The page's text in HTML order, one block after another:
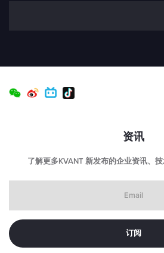
资讯
了解更多KVANT 新发布的企业资讯、技